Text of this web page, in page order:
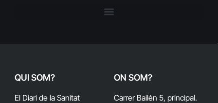
QUI SOM?
El Diari de la Sanitat
ON SOM?
Carrer Bailén 5, principal.